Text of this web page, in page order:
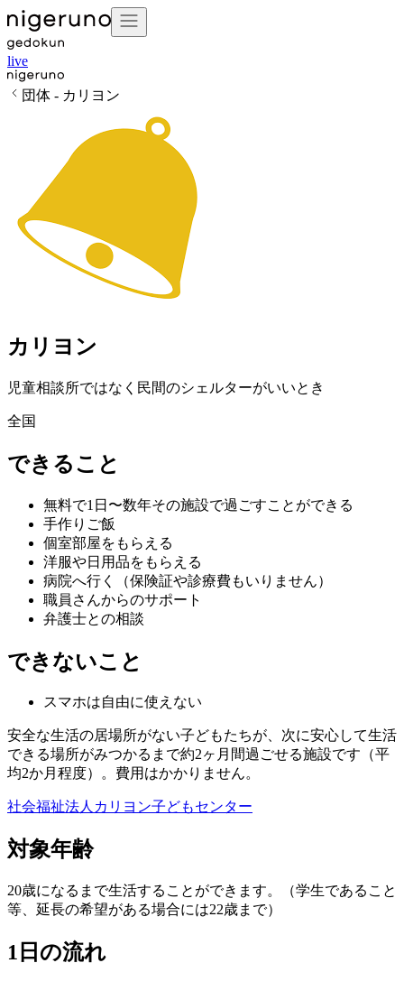
live
団体 - カリヨン
カリヨン
児童相談所ではなく民間のシェルターがいいとき
全国
できること
無料で1日〜数年その施設で過ごすことができる
手作りご飯
個室部屋をもらえる
洋服や日用品をもらえる
病院へ行く（保険証や診療費もいりません）
職員さんからのサポート
弁護士との相談
できないこと
スマホは自由に使えない
安全な生活の居場所がない子どもたちが、次に安心して生活
できる場所がみつかるまで約2ヶ月間過ごせる施設です（平
均2か月程度）。費用はかかりません。
社会福祉法人カリヨン子どもセンター
対象年齢
20歳になるまで生活することができます。（学生であること
等、延長の希望がある場合には22歳まで）
1日の流れ